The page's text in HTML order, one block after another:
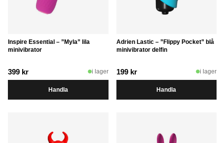
Inspire Essential – ”Myla” lila
minivibrator
399 kr i lager
Handla
Adrien Lastic – ”Flippy Pocket” blå
minivibrator delfin
199 kr i lager
Handla